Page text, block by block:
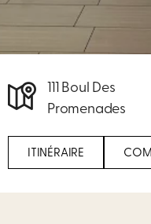
111 Boul Des
Promenades
ITINÉRAIRE